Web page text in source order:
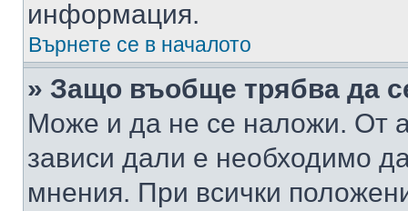
информация.
Върнете се в началото
» Защо въобще трябва да
Може и да не се наложи. От
зависи дали е необходимо
мнения. При всички